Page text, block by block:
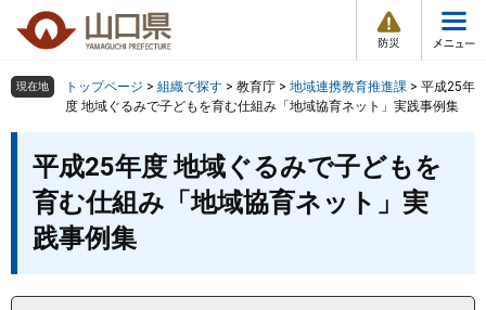
の
頭
ー
飛
へ
情
報
メ
ュ
組織で探す
トップページ
くらし・環境
検索の仕方 組織で探す サイトマップで探す
現在地 トップページ > 組織で探す > 教育庁 > 地域連携教育推進課 > 平成25年
度 地域ぐるみで子どもを育む仕組み「地域協育ネット」実践事例集
平成25年度 地域ぐるみで子どもを
育む仕組み「地域協育ネット」実
践事例集